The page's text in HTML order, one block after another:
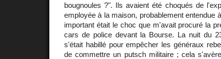
bougnoules ?". Ils avaient été choqués de
employée à la maison, probablement entendue
important était le choc que m'avait procuré la
cars de police devant la Bourse. La nuit du
s'était habillé pour empêcher les généraux
de commettre un putsch militaire ; cela